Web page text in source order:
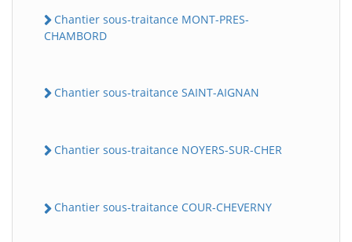
Chantier sous-traitance MONT-PRES-
CHAMBORD
Chantier sous-traitance SAINT-AIGNAN
Chantier sous-traitance NOYERS-SUR-CHER
Chantier sous-traitance COUR-CHEVERNY